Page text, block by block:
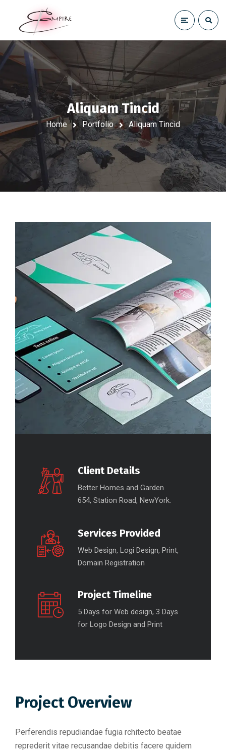
Aliquam Tincid
Home Portfolio Aliquam Tincid
Client Details
Better Homes and Garden
654, Station Road, NewYork.
Services Provided
Web Design, Logi Design, Print,
Domain Registration
Project Timeline
5 Days for Web design, 3 Days
for Logo Design and Print
Project Overview
Perferendis repudiandae fugia rchitecto beatae
reprederit vitae recusandae debitis facere quidem